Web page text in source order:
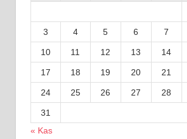
3 4 5 6 7
10 11 12 13 14
17 18 19 20 21
24 25 26 27 28
31
« Kas